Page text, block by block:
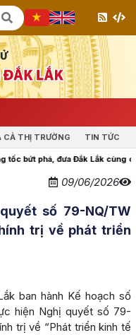
CẢ THỊ TRƯỜNG TIN TỨC
đưa Đắk Lắk cùng cả nước
09/06/2026
số 79-NQ/TW
trị về phát triển
ban hành Kế hoạch số
hiện Nghị quyết số 79-
trị về “Phát triển kinh tế